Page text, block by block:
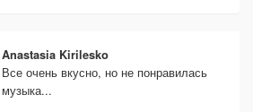
Anastasia Kirilesko
Все очень вкусно, но не понравилась
музыка...